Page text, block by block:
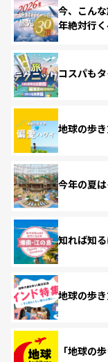
今、こん
年絶対行
コスパも
地球の歩
今年の夏
知れば知
地球の歩
「地球の